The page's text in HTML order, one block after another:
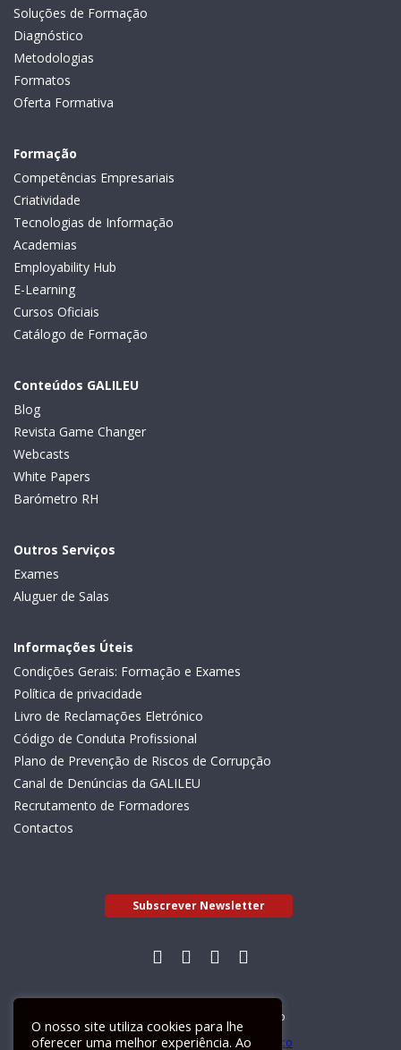
Soluções de Formação
Diagnóstico
Metodologias
Formatos
Oferta Formativa
Formação
Competências Empresariais
Criatividade
Tecnologias de Informação
Academias
Employability Hub
E-Learning
Cursos Oficiais
Catálogo de Formação
Conteúdos GALILEU
Blog
Revista Game Changer
Webcasts
White Papers
Barómetro RH
Outros Serviços
Exames
Aluguer de Salas
Informações Úteis
Condições Gerais: Formação e Exames
Política de privacidade
Livro de Reclamações Eletrónico
Código de Conduta Profissional
Plano de Prevenção de Riscos de Corrupção
Canal de Denúncias da GALILEU
Recrutamento de Formadores
Contactos
Subscrever Newsletter
Livro de Reclamações Electrónico
O nosso site utiliza cookies para lhe
oferecer uma melhor experiência. Ao